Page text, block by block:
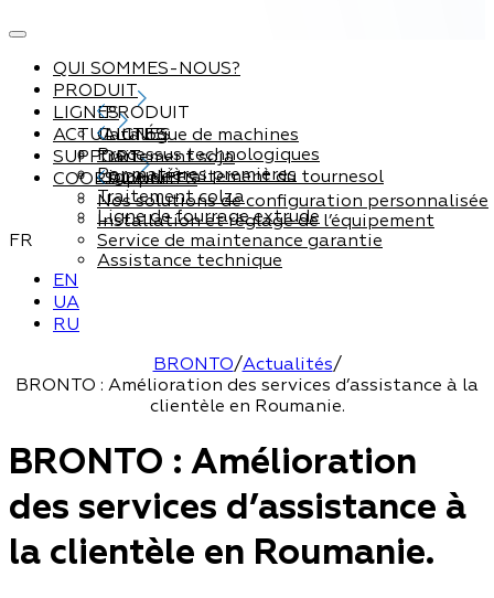
QUI SOMMES-NOUS?
PRODUIT
PRODUIT
Catalogue de machines
Processus technologiques
Par matières premières
LIGNES
LIGNES
Traitement soja
Ligne de traitement du tournesol
Traitement colza
Ligne de fourrage extrude
ACTUALITÉS
SUPPORT
Support
Nos solutions de configuration personnalisée
Installation et réglage de l’équipement
Service de maintenance garantie
Assistance technique
COORDONNÉES
FR
EN
UA
RU
BRONTO/Actualités/
BRONTO : Amélioration des services d’assistance à la
clientèle en Roumanie.
BRONTO : Amélioration
des services d’assistance à
la clientèle en Roumanie.